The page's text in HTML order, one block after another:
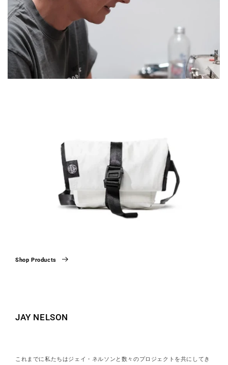
Shop Products
JAY NELSON
これまでに私たちはジェイ・ネルソンと数々のプロジェクトを共にしてき